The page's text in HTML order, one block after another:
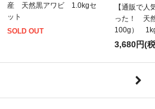
産 天然黒アワビ 1.0kgセ
ット
SOLD OUT
【通販で
った！ 天
100g）
3,680円(